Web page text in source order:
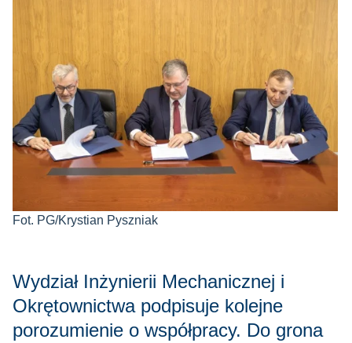
Fot. PG/Krystian Pyszniak
Wydział Inżynierii Mechanicznej i
Okrętownictwa podpisuje kolejne
porozumienie o współpracy. Do grona